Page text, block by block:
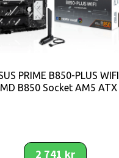
PRIME B850-PLUS WIFI
B850 Socket AM5 ATX
2 741 kr